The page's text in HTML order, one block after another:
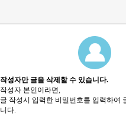
작성자만 글을 삭제할 수 있습니다.
작성자 본인이라면,
글 작성시 입력한 비밀번호를 입력하여
니다.